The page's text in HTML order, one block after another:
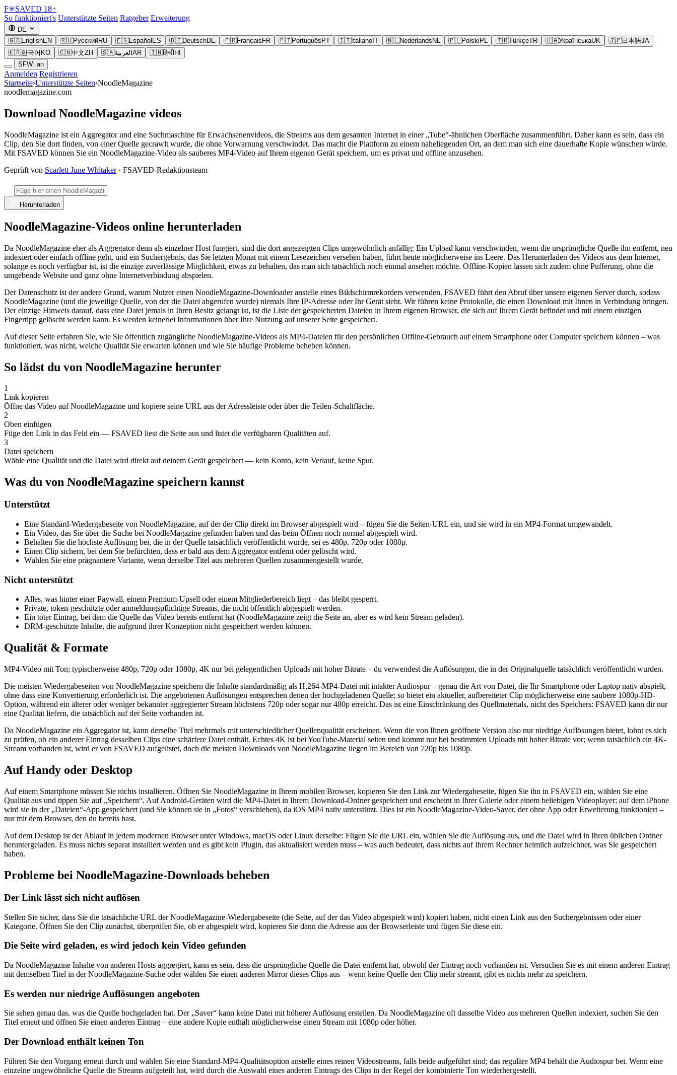
F✳SAVED 18+
So funktioniert's Unterstützte Seiten Ratgeber Erweiterung
DE
🇬🇧EnglishEN 🇷🇺РусскийRU 🇪🇸Español ES 🇩🇪DeutschDE 🇫🇷Français FR 🇵🇹Português PT 🇮🇹Italiano IT 🇳🇱Nederlands NL 🇵🇱Polski PL 🇹🇷TürkçeTR 🇺🇦УкраїнськаUK 🇯🇵日本語JA
🇰🇷한국어 KO 🇨🇳中文ZH 🇸🇦العربية AR 🇮🇳हिन्दीHI
SFW: an
Anmelden Registrieren
Startseite›Unterstützte Seiten›NoodleMagazine
noodlemagazine.com
Download NoodleMagazine videos
NoodleMagazine ist ein Aggregator und eine Suchmaschine für Erwachsenenvideos, die Streams aus dem gesamten Internet in einer „Tube“-ähnlichen Oberfläche zusammenführt. Daher kann es sein, dass ein
Clip, den Sie dort finden, von einer Quelle gecrawlt wurde, die ohne Vorwarnung verschwindet. Das macht die Plattform zu einem naheliegenden Ort, an dem man sich eine dauerhafte Kopie wünschen würde.
Mit FSAVED können Sie ein NoodleMagazine-Video als sauberes MP4-Video auf Ihrem eigenen Gerät speichern, um es privat und offline anzusehen.
Geprüft von Scarlett June Whitaker· FSAVED-Redaktionsteam
Herunterladen
NoodleMagazine-Videos online herunterladen
Da NoodleMagazine eher als Aggregator denn als einzelner Host fungiert, sind die dort angezeigten Clips ungewöhnlich anfällig: Ein Upload kann verschwinden, wenn die ursprüngliche Quelle ihn entfernt, neu
indexiert oder einfach offline geht, und ein Suchergebnis, das Sie letzten Monat mit einem Lesezeichen versehen haben, führt heute möglicherweise ins Leere. Das Herunterladen des Videos aus dem Internet,
solange es noch verfügbar ist, ist die einzige zuverlässige Möglichkeit, etwas zu behalten, das man sich tatsächlich noch einmal ansehen möchte. Offline-Kopien lassen sich zudem ohne Pufferung, ohne die
umgebende Website und ganz ohne Internetverbindung abspielen.
Der Datenschutz ist der andere Grund, warum Nutzer einen NoodleMagazine-Downloader anstelle eines Bildschirmrekorders verwenden. FSAVED führt den Abruf über unsere eigenen Server durch, sodass
NoodleMagazine (und die jeweilige Quelle, von der die Datei abgerufen wurde) niemals Ihre IP-Adresse oder Ihr Gerät sieht. Wir führen keine Protokolle, die einen Download mit Ihnen in Verbindung bringen.
Der einzige Hinweis darauf, dass eine Datei jemals in Ihren Besitz gelangt ist, ist die Liste der gespeicherten Dateien in Ihrem eigenen Browser, die sich auf Ihrem Gerät befindet und mit einem einzigen
Fingertipp gelöscht werden kann. Es werden keinerlei Informationen über Ihre Nutzung auf unserer Seite gespeichert.
Auf dieser Seite erfahren Sie, wie Sie öffentlich zugängliche NoodleMagazine-Videos als MP4-Dateien für den persönlichen Offline-Gebrauch auf einem Smartphone oder Computer speichern können – was
funktioniert, was nicht, welche Qualität Sie erwarten können und wie Sie häufige Probleme beheben können.
So lädst du von NoodleMagazine herunter
1
Link kopieren
Öffne das Video auf NoodleMagazine und kopiere seine URL aus der Adressleiste oder über die Teilen-Schaltfläche.
2
Oben einfügen
Füge den Link in das Feld ein — FSAVED liest die Seite aus und listet die verfügbaren Qualitäten auf.
3
Datei speichern
Wähle eine Qualität und die Datei wird direkt auf deinem Gerät gespeichert — kein Konto, kein Verlauf, keine Spur.
Was du von NoodleMagazine speichern kannst
Unterstützt
Eine Standard-Wiedergabeseite von NoodleMagazine, auf der der Clip direkt im Browser abgespielt wird – fügen Sie die Seiten-URL ein, und sie wird in ein MP4-Format umgewandelt.
Ein Video, das Sie über die Suche bei NoodleMagazine gefunden haben und das beim Öffnen noch normal abgespielt wird.
Behalten Sie die höchste Auflösung bei, die in der Quelle tatsächlich veröffentlicht wurde, sei es 480p, 720p oder 1080p.
Einen Clip sichern, bei dem Sie befürchten, dass er bald aus dem Aggregator entfernt oder gelöscht wird.
Wählen Sie eine prägnantere Variante, wenn derselbe Titel aus mehreren Quellen zusammengestellt wurde.
Nicht unterstützt
Alles, was hinter einer Paywall, einem Premium-Upsell oder einem Mitgliederbereich liegt – das bleibt gesperrt.
Private, token-geschützte oder anmeldungspflichtige Streams, die nicht öffentlich abgespielt werden.
Ein toter Eintrag, bei dem die Quelle das Video bereits entfernt hat (NoodleMagazine zeigt die Seite an, aber es wird kein Stream geladen).
DRM-geschützte Inhalte, die aufgrund ihrer Konzeption nicht gespeichert werden können.
Qualität & Formate
MP4-Video mit Ton; typischerweise 480p, 720p oder 1080p, 4K nur bei gelegentlichen Uploads mit hoher Bitrate – du verwendest die Auflösungen, die in der Originalquelle tatsächlich veröffentlicht wurden.
Die meisten Wiedergabeseiten von NoodleMagazine speichern die Inhalte standardmäßig als H.264-MP4-Datei mit intakter Audiospur – genau die Art von Datei, die Ihr Smartphone oder Laptop nativ abspielt,
ohne dass eine Konvertierung erforderlich ist. Die angebotenen Auflösungen entsprechen denen der hochgeladenen Quelle; so bietet ein aktueller, aufbereiteter Clip möglicherweise eine saubere 1080p-HD-
Option, während ein älterer oder weniger bekannter aggregierter Stream höchstens 720p oder sogar nur 480p erreicht. Das ist eine Einschränkung des Quellmaterials, nicht des Speichers: FSAVED kann dir nur
eine Qualität liefern, die tatsächlich auf der Seite vorhanden ist.
Da NoodleMagazine ein Aggregator ist, kann derselbe Titel mehrmals mit unterschiedlicher Quellenqualität erscheinen. Wenn die von Ihnen geöffnete Version also nur niedrige Auflösungen bietet, lohnt es sich
zu prüfen, ob ein anderer Eintrag desselben Clips eine schärfere Datei enthält. Echtes 4K ist bei YouTube-Material selten und kommt nur bei bestimmten Uploads mit hoher Bitrate vor; wenn tatsächlich ein 4K-
Stream vorhanden ist, wird er von FSAVED aufgelistet, doch die meisten Downloads von NoodleMagazine liegen im Bereich von 720p bis 1080p.
Auf Handy oder Desktop
Auf einem Smartphone müssen Sie nichts installieren. Öffnen Sie NoodleMagazine in Ihrem mobilen Browser, kopieren Sie den Link zur Wiedergabeseite, fügen Sie ihn in FSAVED ein, wählen Sie eine
Qualität aus und tippen Sie auf „Speichern“. Auf Android-Geräten wird die MP4-Datei in Ihrem Download-Ordner gespeichert und erscheint in Ihrer Galerie oder einem beliebigen Videoplayer; auf dem iPhone
wird sie in der „Dateien“-App gespeichert (und Sie können sie in „Fotos“ verschieben), da iOS MP4 nativ unterstützt. Dies ist ein NoodleMagazine-Video-Saver, der ohne App oder Erweiterung funktioniert –
nur mit dem Browser, den du bereits hast.
Auf dem Desktop ist der Ablauf in jedem modernen Browser unter Windows, macOS oder Linux derselbe: Fügen Sie die URL ein, wählen Sie die Auflösung aus, und die Datei wird in Ihren üblichen Ordner
heruntergeladen. Es muss nichts separat installiert werden und es gibt kein Plugin, das aktualisiert werden muss – was auch bedeutet, dass nichts auf Ihrem Rechner heimlich aufzeichnet, was Sie gespeichert
haben.
Probleme bei NoodleMagazine-Downloads beheben
Der Link lässt sich nicht auflösen
Stellen Sie sicher, dass Sie die tatsächliche URL der NoodleMagazine-Wiedergabeseite (die Seite, auf der das Video abgespielt wird) kopiert haben, nicht einen Link aus den Suchergebnissen oder einer
Kategorie. Öffnen Sie den Clip zunächst, überprüfen Sie, ob er abgespielt wird, kopieren Sie dann die Adresse aus der Browserleiste und fügen Sie diese ein.
Die Seite wird geladen, es wird jedoch kein Video gefunden
Da NoodleMagazine Inhalte von anderen Hosts aggregiert, kann es sein, dass die ursprüngliche Quelle die Datei entfernt hat, obwohl der Eintrag noch vorhanden ist. Versuchen Sie es mit einem anderen Eintrag
mit demselben Titel in der NoodleMagazine-Suche oder wählen Sie einen anderen Mirror dieses Clips aus – wenn keine Quelle den Clip mehr streamt, gibt es nichts mehr zu speichern.
Es werden nur niedrige Auflösungen angeboten
Sie sehen genau das, was die Quelle hochgeladen hat. Der „Saver“ kann keine Datei mit höherer Auflösung erstellen. Da NoodleMagazine oft dasselbe Video aus mehreren Quellen indexiert, suchen Sie den
Titel erneut und öffnen Sie einen anderen Eintrag – eine andere Kopie enthält möglicherweise einen Stream mit 1080p oder höher.
Der Download enthält keinen Ton
Führen Sie den Vorgang erneut durch und wählen Sie eine Standard-MP4-Qualitätsoption anstelle eines reinen Videostreams, falls beide aufgeführt sind; das reguläre MP4 behält die Audiospur bei. Wenn eine
einzelne ungewöhnliche Quelle die Streams aufgeteilt hat, wird durch die Auswahl eines anderen Eintrags des Clips in der Regel der kombinierte Ton wiederhergestellt.